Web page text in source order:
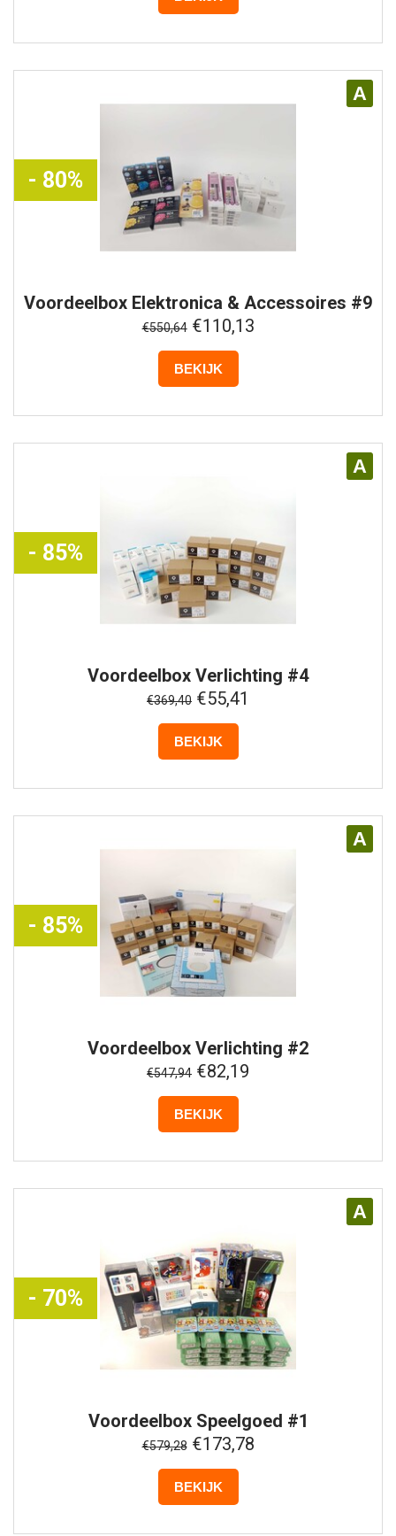
A
- 80%
Voordeelbox Elektronica & Accessoires #9
€550,64€110,13
BEKIJK
A
- 85%
Voordeelbox Verlichting #4
€369,40 €55,41
BEKIJK
A
- 85%
Voordeelbox Verlichting #2
€547,94 €82,19
BEKIJK
A
- 70%
VoordeelboxSpeelgoed #1
€579,28€173,78
BEKIJK